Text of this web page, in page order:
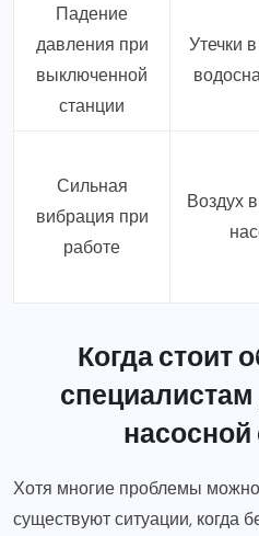
Падение
давления при
выключенной
станции
Утечки
Сильная
вибрация при
работе
Воздух
Когда стоит
насосной
Хотя многие проблемы
существуют ситуации, когда